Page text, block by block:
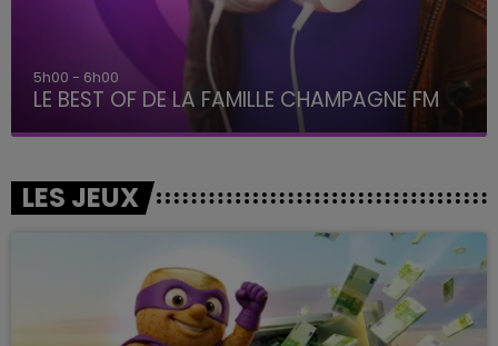
5h00 - 6h00
LE BEST OF DE LA FAMILLE CHAMPAGNE FM
LES JEUX